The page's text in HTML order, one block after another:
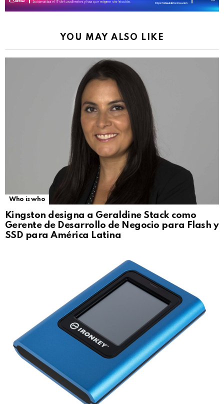
YOU MAY ALSO LIKE
Who is who
Kingston designa a Geraldine Stack como
Gerente de Desarrollo de Negocio para Flash y
SSD para América Latina